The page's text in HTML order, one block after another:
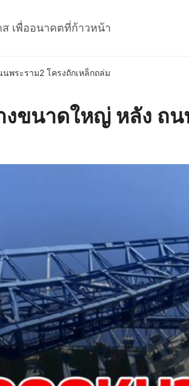
เพื่ออนาคตที่ก้าวหน้า
พระราม2 โครงถักเหล็กถล่ม
ขนาดใหญ่ หลัง ถน